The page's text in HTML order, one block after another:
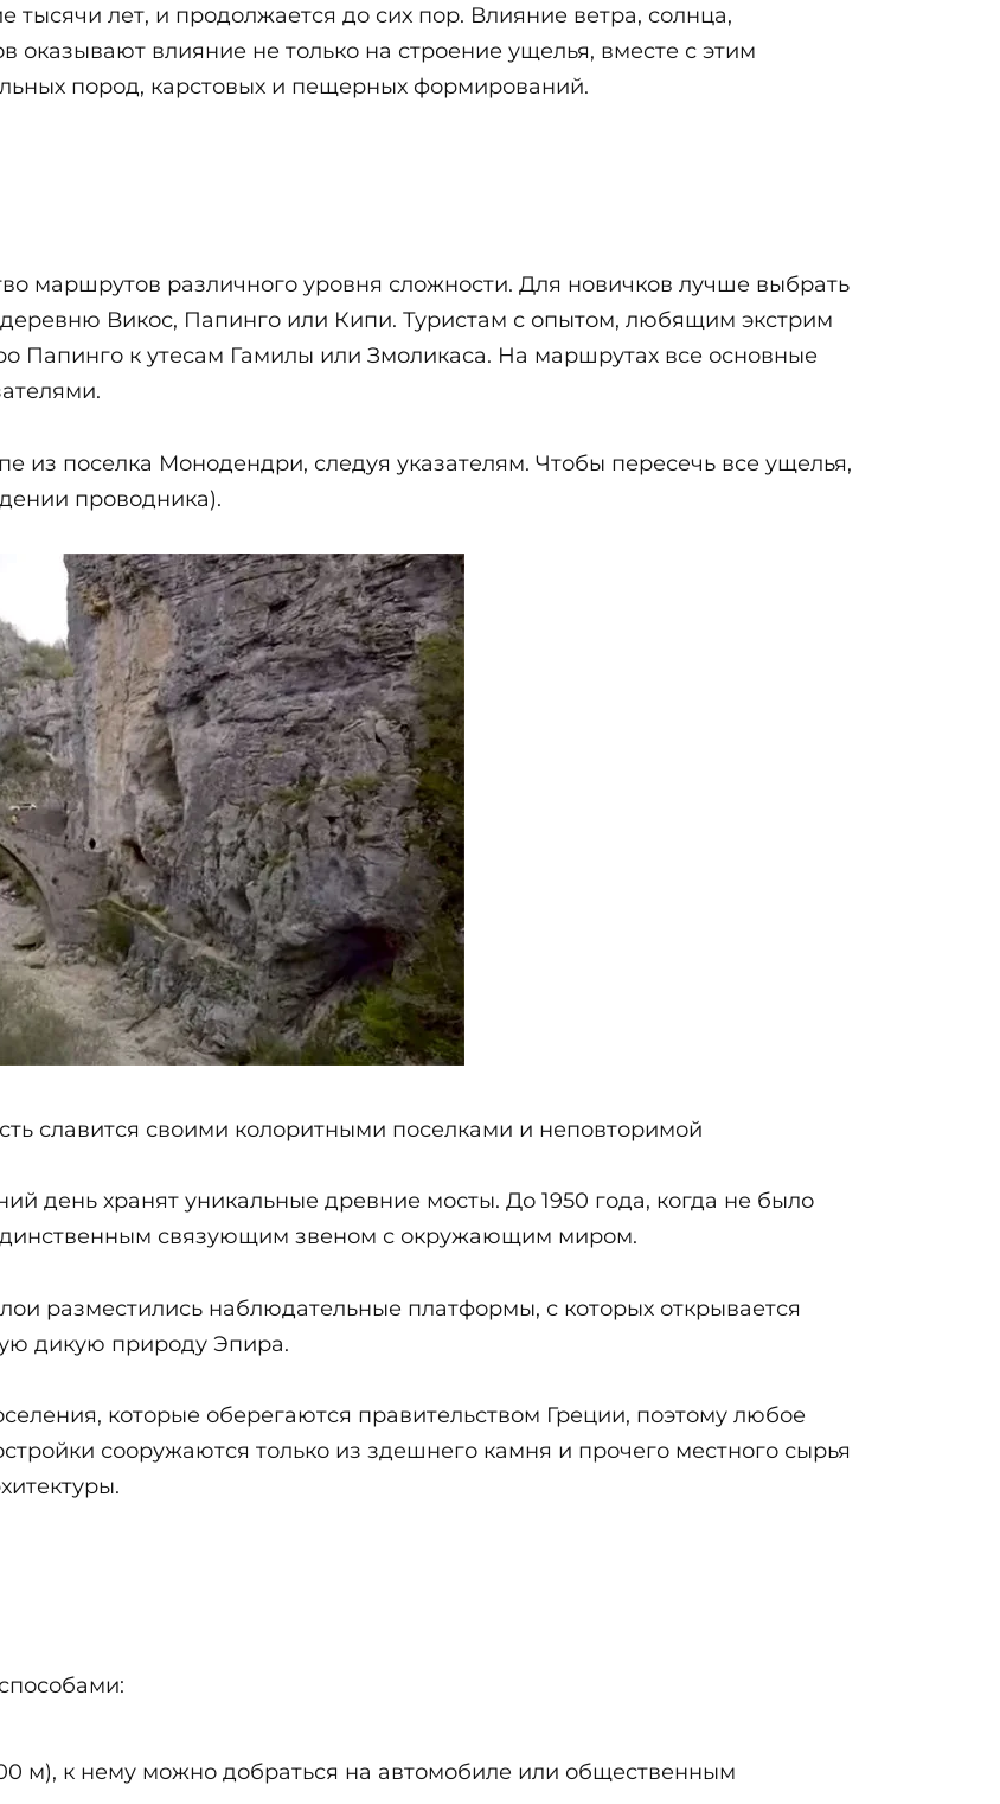
тысячи лет, и продолжается до сих пор. Влияние ветра, солнца,
оказывают влияние не только на строение ущелья, вместе с этим
пород, карстовых и пещерных формирований.
маршрутов различного уровня сложности. Для новичков лучше выбрать
Викос, Папинго или Кипи. Туристам с опытом, любящим экстрим
Папинго к утесам Гамилы или Змоликаса. На маршрутах все основные
из поселка Монодендри, следуя указателям. Чтобы пересечь все ущелья,
проводника).
славится своими колоритными поселками и неповторимой
день хранят уникальные древние мосты. До 1950 года, когда не было
связующим звеном с окружающим миром.
разместились наблюдательные платформы, с которых открывается
дикую природу Эпира.
которые оберегаются правительством Греции, поэтому любое
сооружаются только из здешнего камня и прочего местного сырья
м), к нему можно добраться на автомобиле или общественным